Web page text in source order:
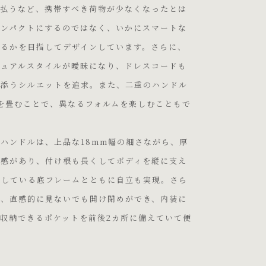
うなど、携帯すべき荷物が少なくなったとは
パクトにするのではなく、いかにスマートな
かを目指してデザインしています。さらに、
アルスタイルが曖昧になり、ドレスコードも
うシルエットを追求。また、二重のハンドル
畳むことで、異なるフォルムを楽しむこともで
ンドルは、上品な18mm幅の細さながら、厚
があり、付け根も長くしてボディを縦に支え
ている底フレームとともに自立も実現。さら
直感的に見ないでも開け閉めができ、内装に
納できるポケットを前後2カ所に備えていて便